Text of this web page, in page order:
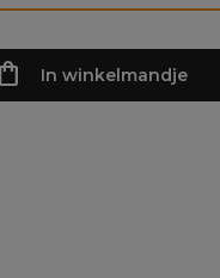
In winkelmandje